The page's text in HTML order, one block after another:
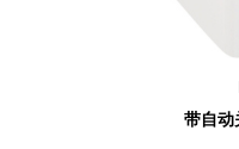
带自动